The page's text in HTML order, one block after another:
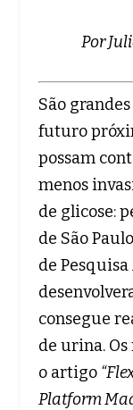
Por
São
futuro
possam
menos
de glicose:
de São
de
consegue
de urina.
o artigo
Platform